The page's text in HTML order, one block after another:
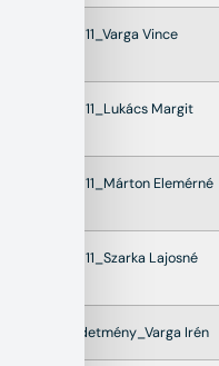
22011_Varga Vince
22011_Lukács Margit
22011_Márton Elemérné
22011_Szarka Lajosné
Hirdetmény_Varga Irén